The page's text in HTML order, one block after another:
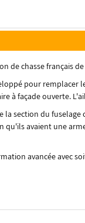
de chasse français
pour remplacer
à façade ouverte.
la section du
avaient une
avancée avec